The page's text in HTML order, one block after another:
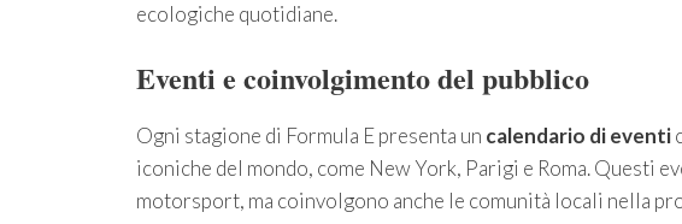
ecologiche quotidiane.
Eventi e coinvolgimento del pubblico
Ogni stagione di Formula E presenta un calendario di eventi
iconiche del mondo, come New York, Parigi e Roma. Questi
motorsport, ma coinvolgono anche le comunità locali nella